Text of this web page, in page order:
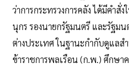
ว่าการกระทรวงการคลัง ได้มีคำ
นุกร รองนายกรัฐมนตรี และรัฐมน
ต่างประเทศ ในฐานะกำกับดูแลส
ข้าราชการพลเรือน (ก.พ.) ศึกษา